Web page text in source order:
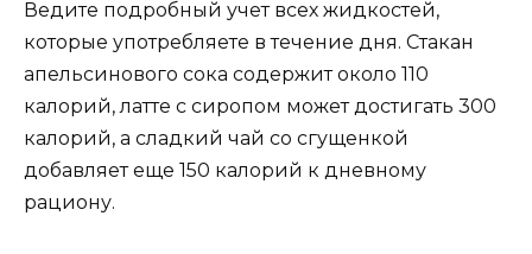
Ведите подробный учет всех жидкостей,
которые употребляете в течение дня. Стакан
апельсинового сока содержит около 110
калорий, латте с сиропом может достигать 300
калорий, а сладкий чай со сгущенкой
добавляет еще 150 калорий к дневному
рациону.